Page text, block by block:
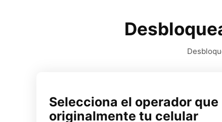
Selecciona el operador que
originalmente tu celular